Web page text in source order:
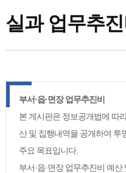
실과 업무추진
부서·읍·면장 업무추진비
본 게시판은 정보공개법에 따
산 및 집행내역을 공개하여 투
주요 목표입니다.
부서·읍·면장 업무추진비 예